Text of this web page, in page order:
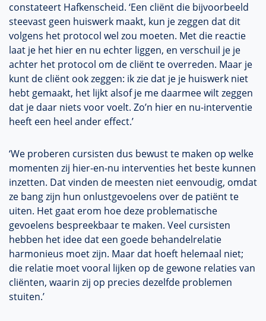
constateert Hafkenscheid. ‘Een cliënt die bijvoorbeeld
steevast geen huiswerk maakt, kun je zeggen dat dit
volgens het protocol wel zou moeten. Met die reactie
laat je het hier en nu echter liggen, en verschuil je je
achter het protocol om de cliënt te overreden. Maar je
kunt de cliënt ook zeggen: ik zie dat je je huiswerk niet
hebt gemaakt, het lijkt alsof je me daarmee wilt zeggen
dat je daar niets voor voelt. Zo’n hier en nu-interventie
heeft een heel ander effect.’
‘We proberen cursisten dus bewust te maken op welke
momenten zij hier-en-nu interventies het beste kunnen
inzetten. Dat vinden de meesten niet eenvoudig, omdat
ze bang zijn hun onlustgevoelens over de patiënt te
uiten. Het gaat erom hoe deze problematische
gevoelens bespreekbaar te maken. Veel cursisten
hebben het idee dat een goede behandelrelatie
harmonieus moet zijn. Maar dat hoeft helemaal niet;
die relatie moet vooral lijken op de gewone relaties van
cliënten, waarin zij op precies dezelfde problemen
stuiten.’